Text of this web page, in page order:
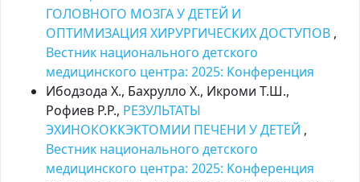
ГОЛОВНОГО МОЗГА У ДЕТЕЙ И
ОПТИМИЗАЦИЯ ХИРУРГИЧЕСКИХ ДОСТУПОВ ,
Вестник национального детского
медицинского центра: 2025: Kонференция
Ибодзода Х., Бахрулло Х., Икроми Т.Ш.,
Рофиев Р.Р., РЕЗУЛЬТАТЫ
ЭХИНОКОККЭКТОМИИ ПЕЧЕНИ У ДЕТЕЙ ,
Вестник национального детского
медицинского центра: 2025: Kонференция